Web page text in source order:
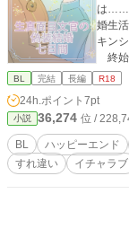
は……
婚生
キンシッ
終
明る
で感
相。
王……
のた
BL 完結 長編 R18
24h.ポイント 7pt
小説 36,274 位 /
BL ハッピーエンド
すれ違い
イチャラブ